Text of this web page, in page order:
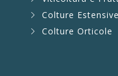
Colture Estensive
Colture Orticole